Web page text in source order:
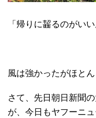
「帰りに齧るのがいい
風は強かったがほと
さて、先日朝日新聞
が、今日もヤフーニュ